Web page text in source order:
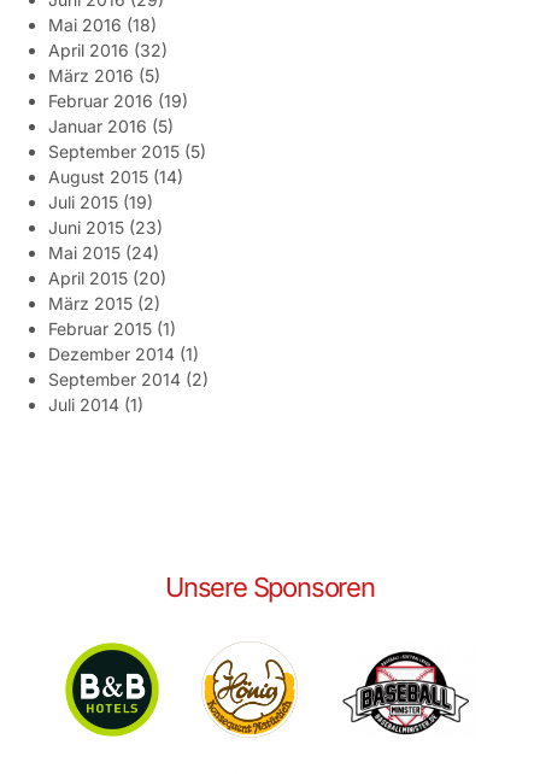
Mai 2016 (18)
April 2016 (32)
März 2016 (5)
Februar 2016 (19)
Januar 2016 (5)
September 2015 (5)
August 2015 (14)
Juli 2015 (19)
Juni 2015 (23)
Mai 2015 (24)
April 2015 (20)
März 2015 (2)
Februar 2015 (1)
Dezember 2014 (1)
September 2014 (2)
Juli 2014 (1)
Unsere Sponsoren